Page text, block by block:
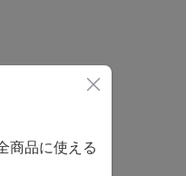
商品に使える